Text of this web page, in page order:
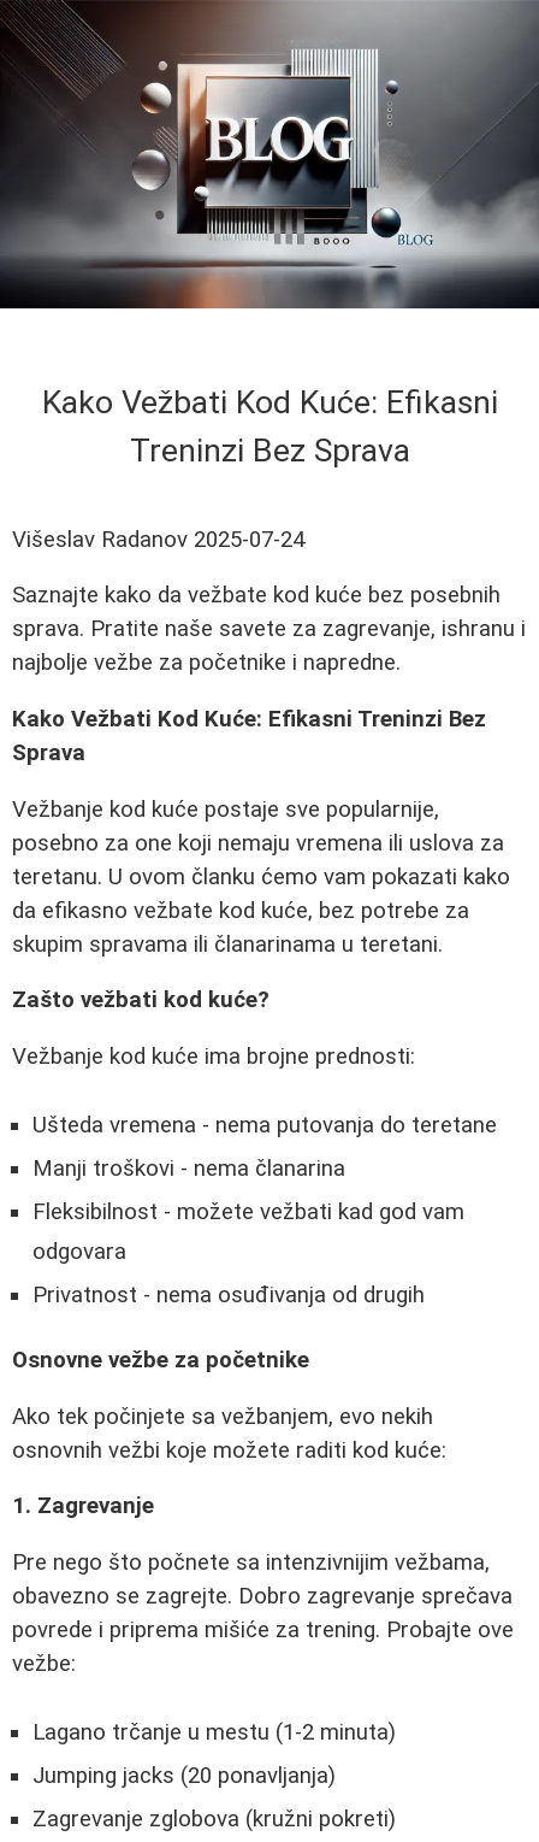
Kako Vežbati Kod Kuće: Efikasni
Treninzi Bez Sprava
Višeslav Radanov 2025-07-24
Saznajte kako da vežbate kod kuće bez posebnih
sprava. Pratite naše savete za zagrevanje, ishranu i
najbolje vežbe za početnike i napredne.
Kako Vežbati Kod Kuće: Efikasni Treninzi Bez
Sprava
Vežbanje kod kuće postaje sve popularnije,
posebno za one koji nemaju vremena ili uslova za
teretanu. U ovom članku ćemo vam pokazati kako
da efikasno vežbate kod kuće, bez potrebe za
skupim spravama ili članarinama u teretani.
Zašto vežbati kod kuće?
Vežbanje kod kuće ima brojne prednosti:
Ušteda vremena - nema putovanja do teretane
Manji troškovi - nema članarina
Fleksibilnost - možete vežbati kad god vam
odgovara
Privatnost - nema osuđivanja od drugih
Osnovne vežbe za početnike
Ako tek počinjete sa vežbanjem, evo nekih
osnovnih vežbi koje možete raditi kod kuće:
1. Zagrevanje
Pre nego što počnete sa intenzivnijim vežbama,
obavezno se zagrejte. Dobro zagrevanje sprečava
povrede i priprema mišiće za trening. Probajte ove
vežbe:
Lagano trčanje u mestu (1-2 minuta)
Jumping jacks (20 ponavljanja)
Zagrevanje zglobova (kružni pokreti)